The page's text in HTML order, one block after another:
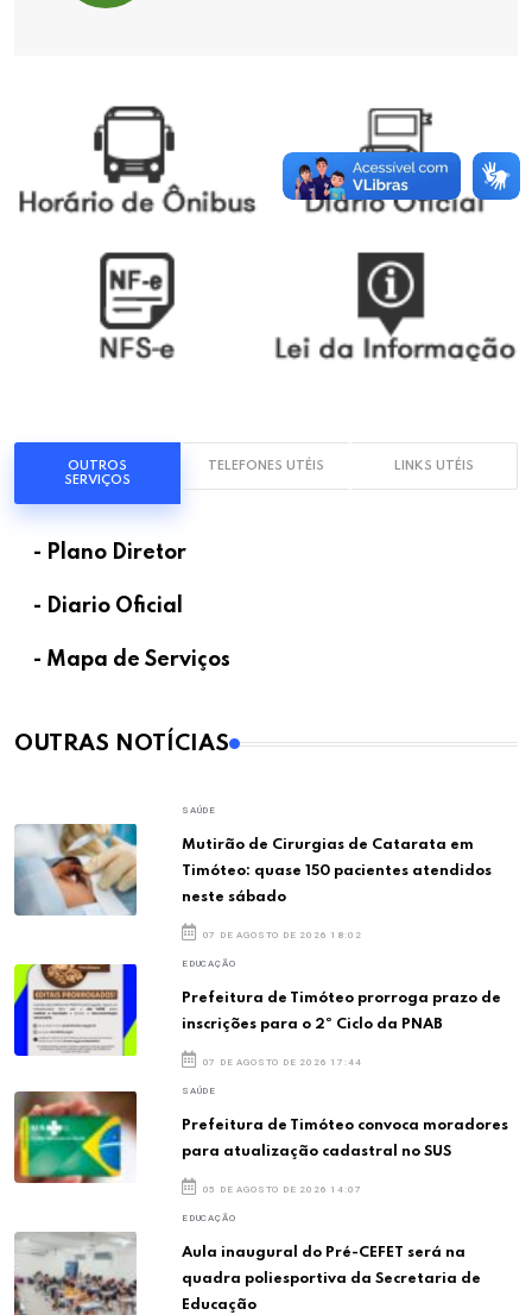
OUTROS
SERVIÇOS
TELEFONES UTÉIS LINKS UTÉIS
- Plano Diretor
- Diario Oficial
- Mapa de Serviços
OUTRAS NOTÍCIAS
SAÚDE
Mutirão de Cirurgias de Catarata em
Timóteo: quase 150 pacientes atendidos
neste sábado
07 DE AGOSTO DE 2026 18:02
EDUCAÇÃO
Prefeitura de Timóteo prorroga prazo de
inscrições para o 2º Ciclo da PNAB
07 DE AGOSTO DE 2026 17:44
SAÚDE
Prefeitura de Timóteo convoca moradores
para atualização cadastral no SUS
05 DE AGOSTO DE 2026 14:07
EDUCAÇÃO
Aula inaugural do Pré-CEFET será na
quadra poliesportiva da Secretaria de
Educação